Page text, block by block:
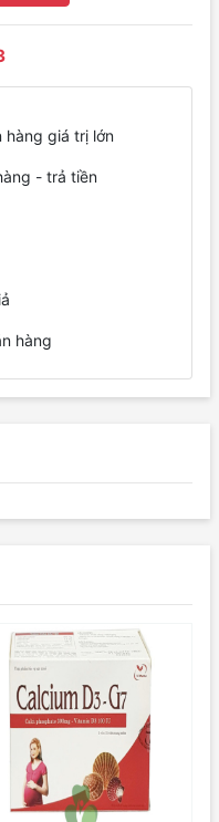
hàng giá trị lớn
- trả tiền
hàng